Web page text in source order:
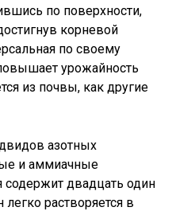
по поверхности,
корневой
по своему
урожайность
из почвы, как другие
азотных
и аммиачные
двадцать один
растворяется в